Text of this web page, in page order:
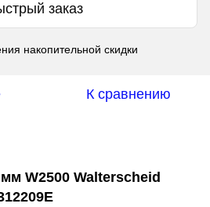
заказ
накопительной скидки
К сравнению
W2500 Walterscheid